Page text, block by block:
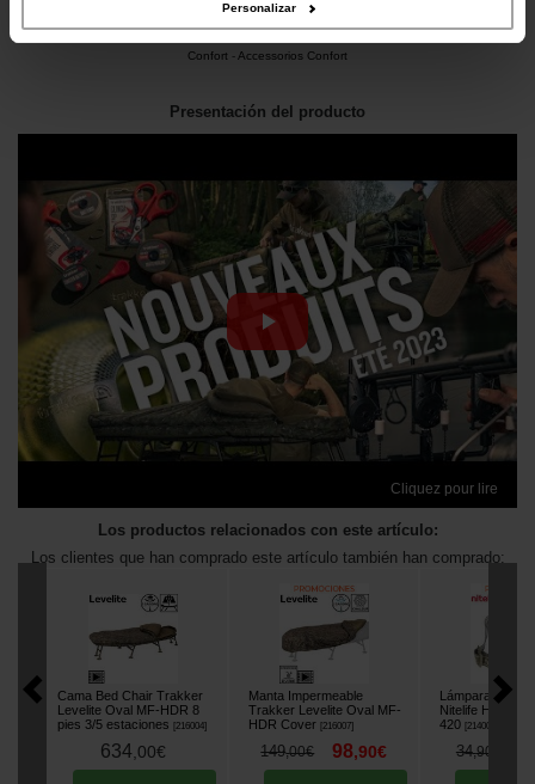
Personalizar
Confort - Accessorios Confort
Presentación del producto
Cliquez pour lire
Los productos relacionados con este artículo:
Los clientes que han comprado este artículo también han comprado:
Cama Bed Chair Trakker
Levelite Oval MF-HDR 8
pies 3/5 estaciones
[216004]
634,00€
Manta Impermeable
Trakker Levelite Oval MF-
HDR Cover [216007]
149,00€ 98,90€
Lámpara
Nitelife
420 [214002
34,90